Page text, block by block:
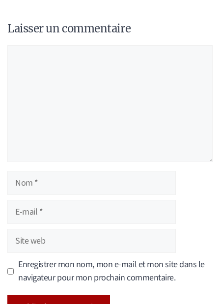
Laisser un commentaire
Nom
Site
Enregistrer mon nom, mon e-mail et mon site dans le
navigateur pour mon prochain commentaire.